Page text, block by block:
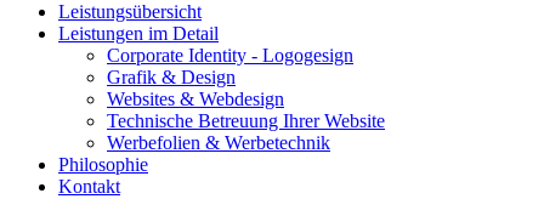
Leistungsübersicht
Leistungen im Detail
Corporate Identity - Logogesign
Grafik & Design
Websites & Webdesign
Technische Betreuung Ihrer Website
Werbefolien & Werbetechnik
Philosophie
Kontakt